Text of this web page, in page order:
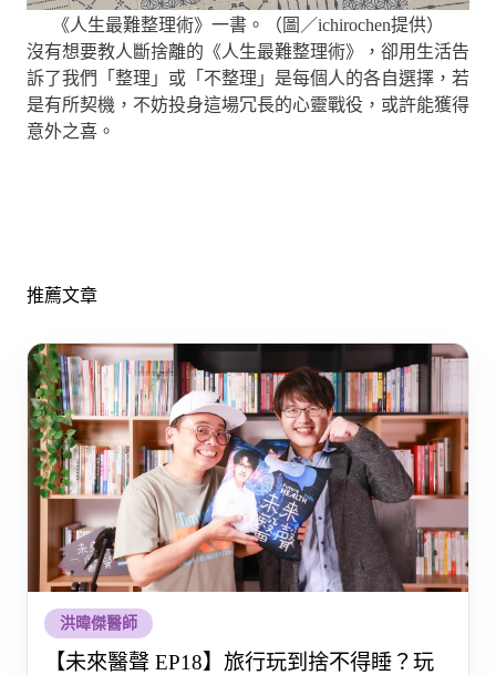
《人生最難整理術》一書。（圖／ichirochen提供）
沒有想要教人斷捨離的《人生最難整理術》，卻用生活告
訴了我們「整理」或「不整理」是每個人的各自選擇，若
是有所契機，不妨投身這場冗長的心靈戰役，或許能獲得
意外之喜。
推薦文章
洪暐傑醫師
【未來醫聲 EP18】旅行玩到捨不得睡？玩